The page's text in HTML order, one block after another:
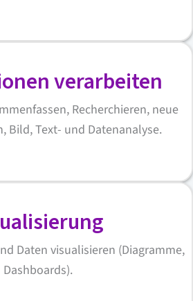
verarbeiten
Recherchieren, neue
Bild, Text- und Datenanalyse.
Daten visualisieren (Diagramme,
Dashboards).